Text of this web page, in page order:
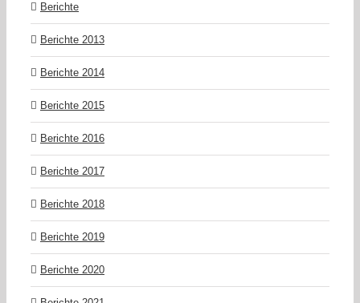
Berichte
Berichte 2013
Berichte 2014
Berichte 2015
Berichte 2016
Berichte 2017
Berichte 2018
Berichte 2019
Berichte 2020